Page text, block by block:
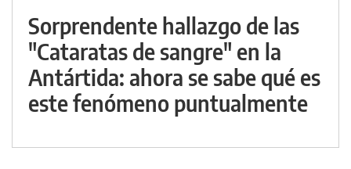
Sorprendente hallazgo de las
"Cataratas de sangre" en la
Antártida: ahora se sabe qué es
este fenómeno puntualmente